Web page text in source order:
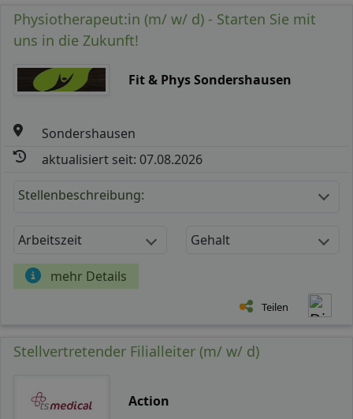
Physiotherapeut:in (m/ w/ d) - Starten Sie mit
uns in die Zukunft!
Fit & Phys Sondershausen
Sondershausen
aktualisiert seit: 07.08.2026
Stellenbeschreibung:
Arbeitszeit Gehalt
mehr Details
Teilen
Stellvertretender Filialleiter (m/ w/ d)
Action